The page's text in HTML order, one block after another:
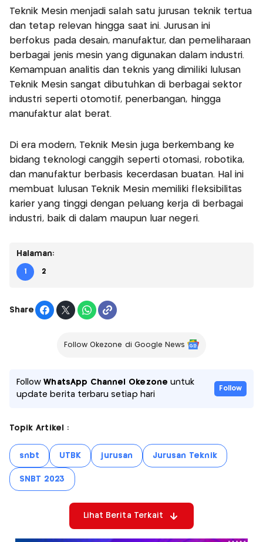
Teknik Mesin menjadi salah satu jurusan teknik tertua
dan tetap relevan hingga saat ini. Jurusan ini
berfokus pada desain, manufaktur, dan pemeliharaan
berbagai jenis mesin yang digunakan dalam industri.
Kemampuan analitis dan teknis yang dimiliki lulusan
Teknik Mesin sangat dibutuhkan di berbagai sektor
industri seperti otomotif, penerbangan, hingga
manufaktur alat berat.
Di era modern, Teknik Mesin juga berkembang ke
bidang teknologi canggih seperti otomasi, robotika,
dan manufaktur berbasis kecerdasan buatan. Hal ini
membuat lulusan Teknik Mesin memiliki fleksibilitas
karier yang tinggi dengan peluang kerja di berbagai
industri, baik di dalam maupun luar negeri.
Halaman:
1 2
Share
Follow Okezone di Google News
FollowWhatsApp Channel Okezone untuk
update berita terbaru setiap hari
Follow
Topik Artikel :
snbt UTBK jurusan Jurusan Teknik
SNBT 2023
Lihat Berita Terkait